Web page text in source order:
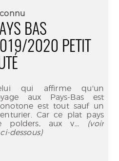
BAS
2020 PETIT
qui affirme qu'un
aux Pays-Bas est
est tout sauf un
Car ce plat pays
polders, aux v... (voir
dessous)